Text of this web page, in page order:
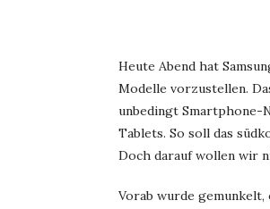
Heute Abend hat
Modelle vorzustellen.
unbedingt Smartphone-
Tablets. So soll das
Doch darauf wollen wir
Vorab wurde